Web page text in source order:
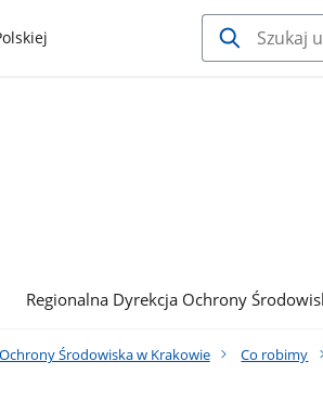
Regionalna Dyrekcja Ochrony
Środowiska w Krakowie Co robimy